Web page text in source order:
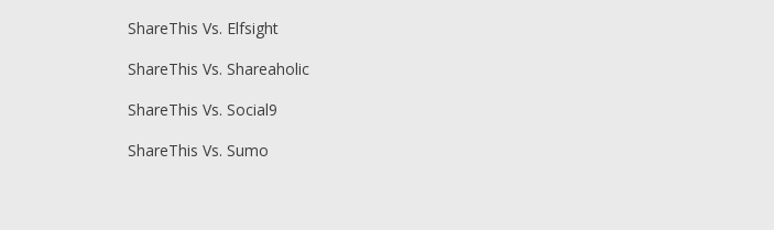
ShareThis Vs. Elfsight
ShareThis Vs. Shareaholic
ShareThis Vs. Social9
ShareThis Vs. Sumo